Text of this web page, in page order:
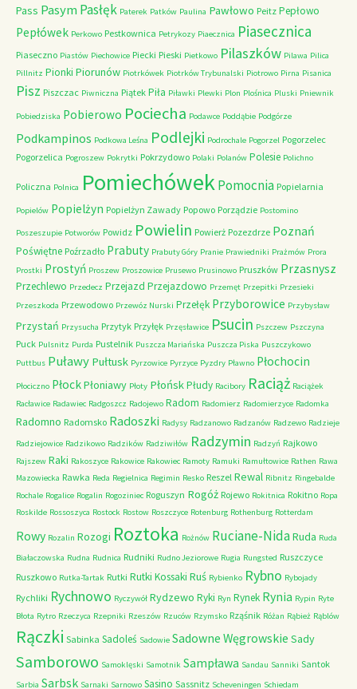
Pass PasymPasłęk Paterek Patków Paulina Pawłowo Peitz Pepłowo
Pepłówek Perkowo Pestkownica Petrykozy Piaecznica Piasecznica
Piaseczno Piastów Piechowice Piecki Pieski Pietkowo Pilaszków Pilawa Pilica
Pillnitz Pionki Piorunów Piotrkówek Piotrków Trybunalski Piotrowo Pirna Pisanica
Pisz Piszczac Piwniczna Piątek Piła Piławki Plewki Plon Plośnica Pluski Pniewnik
Pobiedziska Pobierowo Pociecha Podawce Poddąbie Podgórze
Podkampinos Podkowa Leśna Podlejki Podrochale Pogorzel Pogorzelec
Pogorzelica Pogroszew Pokrytki Pokrzydowo Polaki Polanów Polesie Polichno
Policzna Polnica PomiechówekPomocnia Popielarnia
Popielów Popielżyn Popielżyn Zawady Popowo Porządzie Postomino
Poszeszupie Potworów Powidz Powielin Powierż Pozezdrze Poznań
Poświętne Poźrzadło Prabuty Prabuty Góry Pranie Prawiedniki Prażmów Prora
Prostki Prostyń Proszew Proszowice Prusewo Prusinowo Pruszków Przasnysz
Przechlewo Przedecz Przejazd Przejazdowo Przemęt Przepitki Przesieki
Przeszkoda Przewodowo Przewóz Nurski Przełęk Przyborowice Przybysław
Przystań Przysucha Przytyk Przyłęk Przęsławice Psucin Pszczew Pszczyna
Puck Pulsnitz Purda Pustelnik Puszcza Mariańska Puszcza Piska Puszczykowo
Puttbus Puławy Pułtusk Pyrzowice Pyrzyce Pyzdry Pławno Płochocin
Płociczno PłockPłoniawy Płoty PłońskPłudy Racibory Raciąż Raciążek
Racławice Radawiec Radgoszcz Radojewo Radom Radomierz Radomierzyce Radomka
Radomno Radomsko Radoszki Radysy Radzanowo Radzanów Radzewo Radzieje
Radziejowice Radzikowo Radzików Radziwiłów Radzymin Radzyń Rajkowo
Rajszew Raki Rakoszyce Rakowice Rakowiec Ramoty Ramuki Ramułtowice Rathen Rawa
Mazowiecka Rawka Reda Regielnica Regimin Resko Reszel Rewal Ribnitz Ringebalde
Rochale Rogalice Rogalin Rogoziniec Roguszyn Rogóż Rojewo Rokitnica Rokitno Ropa
Roskilde Rossoszyca Rostock Rostow Roszczyce Rotenburg Rothenburg Rotterdam
Rowy Rozalin Rozogi Roztoka Rożnów Ruciane-NidaRuda Ruda
Białaczowska Rudna Rudnica Rudniki Rudno Jeziorowe Rugia Rungsted Ruszczyce
Ruszkowo Rutka-Tartak Rutki Rutki Kossaki Ruś Rybienko Rybno Rybojady
Rychliki Rychnowo Ryczywół Rydzewo Ryki Ryn Rynek Rynia Rypin Ryte
Błota Rytro Rzeczyca Rzepniki Rzeszów Rzuców Rzymsko Rząśnik Różan Rąbież Rąblów
Rączki Sabinka Sadoleś Sadowie Sadowne Węgrowskie Sady
Samborowo Samoklęski Samotnik Sampława Sandau Sanniki Santok
Sarbia Sarbsk Sarnaki Sarnowo Sasino Sassnitz Scheveningen Schiedam